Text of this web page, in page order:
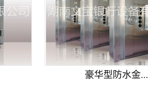
豪华型防水金...